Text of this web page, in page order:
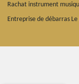
Rachat instrument
Entreprise de débarras